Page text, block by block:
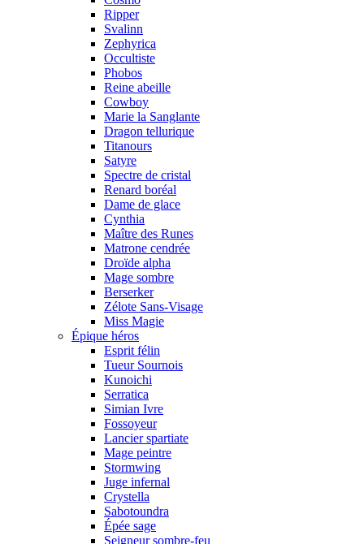
Ripper
Svalinn
Zephyrica
Occultiste
Phobos
Reine abeille
Cowboy
Marie la Sanglante
Dragon tellurique
Titanours
Satyre
Spectre de cristal
Renard boréal
Dame de glace
Cynthia
Maître des Runes
Matrone cendrée
Droïde alpha
Mage sombre
Berserker
Zélote Sans-Visage
Miss Magie
Épique héros
Esprit félin
Tueur Sournois
Kunoichi
Serratica
Simian Ivre
Fossoyeur
Lancier spartiate
Mage peintre
Stormwing
Juge infernal
Crystella
Sabotoundra
Épée sage
Seigneur sombre-feu